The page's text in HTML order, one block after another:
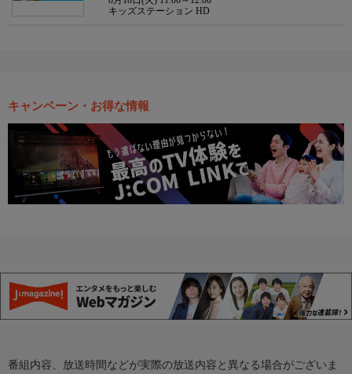
キッズステーション HD
キャンペーン・お得な情報
番組内容、放送時間などが実際の放送内容と異なる場合がございま